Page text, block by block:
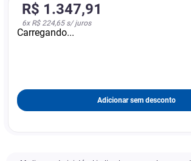
R$ 1.347,91
6x R$ 224,65s/ juros
Carregando...
Adicionar sem desconto